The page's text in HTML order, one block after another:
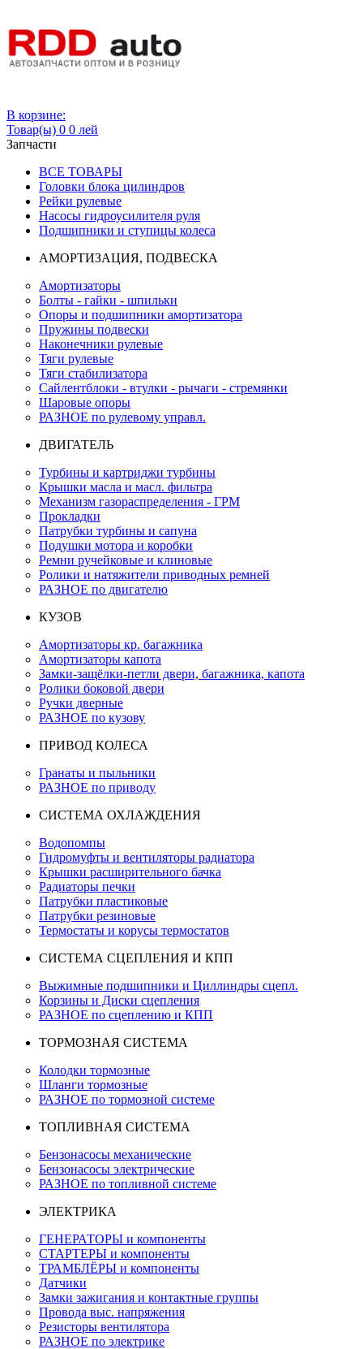
В корзине:
Товар(ы) 0 0 лей
Запчасти
ВСЕ ТОВАРЫ
Головки блока цилиндров
Рейки рулевые
Насосы гидроусилителя руля
Подшипники и ступицы колеса
АМОРТИЗАЦИЯ, ПОДВЕСКА
Амортизаторы
Болты - гайки - шпильки
Опоры и подшипники амортизатора
Пружины подвески
Наконечники рулевые
Тяги рулевые
Тяги стабилизатора
Сайлентблоки - втулки - рычаги - стремянки
Шаровые опоры
РАЗНОЕ по рулевому управл.
ДВИГАТЕЛЬ
Турбины и картриджи турбины
Крышки масла и масл. фильтра
Механизм газораспределения - ГРМ
Прокладки
Патрубки турбины и сапуна
Подушки мотора и коробки
Ремни ручейковые и клиновые
Ролики и натяжители приводных ремней
РАЗНОЕ по двигателю
КУЗОВ
Амортизаторы кр. багажника
Амортизаторы капота
Замки-защёлки-петли двери, багажника, капота
Ролики боковой двери
Ручки дверные
РАЗНОЕ по кузову
ПРИВОД КОЛЕСА
Гранаты и пыльники
РАЗНОЕ по приводу
СИСТЕМА ОХЛАЖДЕНИЯ
Водопомпы
Гидромуфты и вентиляторы радиатора
Крышки расширительного бачка
Радиаторы печки
Патрубки пластиковые
Патрубки резиновые
Термостаты и корусы термостатов
СИСТЕМА СЦЕПЛЕНИЯ И КПП
Выжимные подшипники и Циллиндры сцепл.
Корзины и Диски сцепления
РАЗНОЕ по сцеплению и КПП
ТОРМОЗНАЯ СИСТЕМА
Колодки тормозные
Шланги тормозные
РАЗНОЕ по тормозной системе
ТОПЛИВНАЯ СИСТЕМА
Бензонасосы механические
Бензонасосы электрические
РАЗНОЕ по топливной системе
ЭЛЕКТРИКА
ГЕНЕРАТОРЫ и компоненты
СТАРТЕРЫ и компоненты
ТРАМБЛЁРЫ и компоненты
Датчики
Замки зажигания и контактные группы
Провода выс. напряжения
Резисторы вентилятора
РАЗНОЕ по электрике